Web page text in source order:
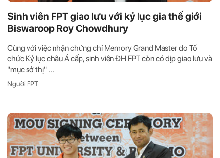
Sinh viên FPT giao lưu với kỷ lục gia thế giới
Biswaroop Roy Chowdhury
Cùng với việc nhận chứng chỉ Memory Grand Master do Tổ
chức Kỷ lục châu Á cấp, sinh viên ĐH FPT còn có dịp giao lưu và
"mục sở thị" ...
Người FPT